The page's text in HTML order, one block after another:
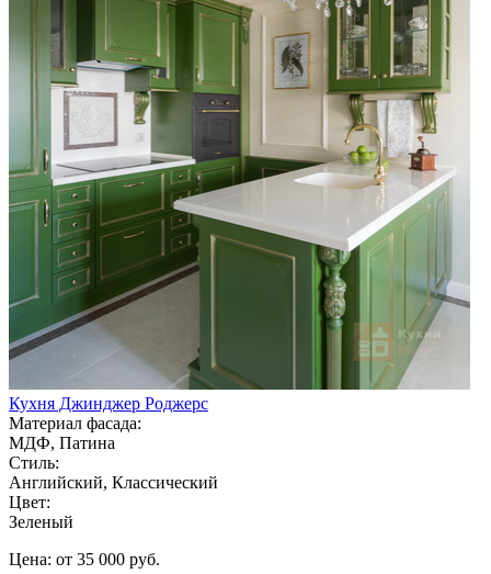
Кухня Джинджер Роджерс
Материал фасада:
МДФ, Патина
Стиль:
Английский, Классический
Цвет:
Зеленый
Цена: от 35 000 руб.